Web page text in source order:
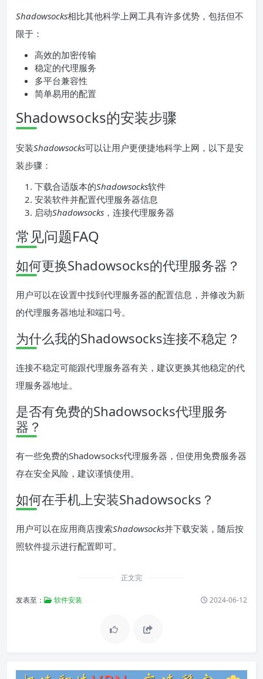
Shadowsocks相比其他科学上网工具有许多优势，包括但不
限于：
高效的加密传输
稳定的代理服务
多平台兼容性
简单易用的配置
Shadowsocks的安装步骤
安装Shadowsocks可以让用户更便捷地科学上网，以下是安
装步骤：
下载合适版本的Shadowsocks软件
安装软件并配置代理服务器信息
启动Shadowsocks ，连接代理服务器
常见问题FAQ
如何更换Shadowsocks的代理服务器？
用户可以在设置中找到代理服务器的配置信息，并修改为新
的代理服务器地址和端口号。
为什么我的Shadowsocks连接不稳定？
连接不稳定可能跟代理服务器有关，建议更换其他稳定的代
理服务器地址。
是否有免费的Shadowsocks代理服务
器？
有一些免费的Shadowsocks代理服务器，但使用免费服务器
存在安全风险，建议谨慎使用。
如何在手机上安装Shadowsocks？
用户可以在应用商店搜索Shadowsocks并下载安装，随后按
照软件提示进行配置即可。
正文完
发表至： 软件安装 2024-06-12